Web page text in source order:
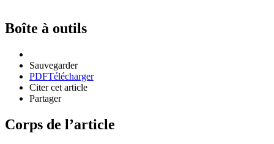
Boîte à outils
Sauvegarder
PDFTélécharger
Citer cet article
Partager
Corps de l’article